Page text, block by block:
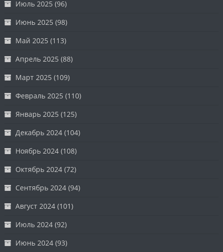
Июль 2025 (96)
Июнь 2025 (98)
Май 2025 (113)
Апрель 2025 (88)
Март 2025 (109)
Февраль 2025 (110)
Январь 2025 (125)
Декабрь 2024 (104)
Ноябрь 2024 (108)
Октябрь 2024 (72)
Сентябрь 2024 (94)
Август 2024 (101)
Июль 2024 (92)
Июнь 2024 (93)